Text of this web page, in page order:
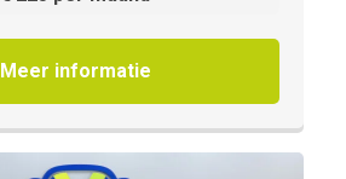
Meer informatie